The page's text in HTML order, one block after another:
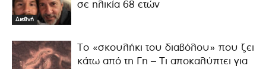
Διεθνή
σε ηλικία 68 ετών
Το «σκουλήκι του διαβόλου» που ζει
κάτω από τη Γη – Τι αποκαλύπτει για